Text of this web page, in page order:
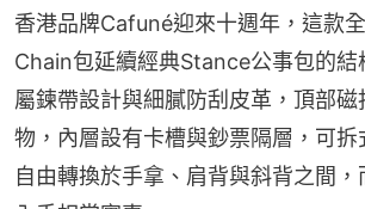
香港品牌Cafuné迎來十週年，這款
Chain包延續經典Stance公事包的結
屬鍊帶設計與細膩防刮皮革，頂部磁
物，內層設有卡槽與鈔票隔層，可
自由轉換於手拿、肩背與斜背之間